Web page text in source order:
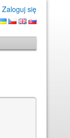
Zaloguj się